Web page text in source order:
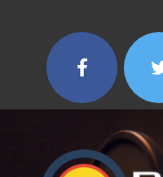
contenido